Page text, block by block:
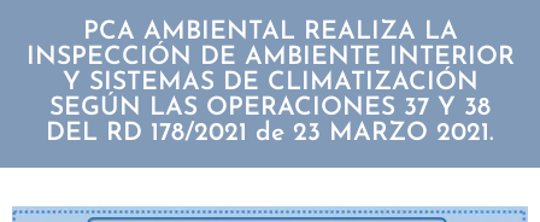
PCA AMBIENTAL REALIZA LA
INSPECCIÓN DE AMBIENTE INTERIOR
Y SISTEMAS DE CLIMATIZACIÓN
SEGÚN LAS OPERACIONES 37 Y 38
DEL RD 178/2021 de 23 MARZO 2021.